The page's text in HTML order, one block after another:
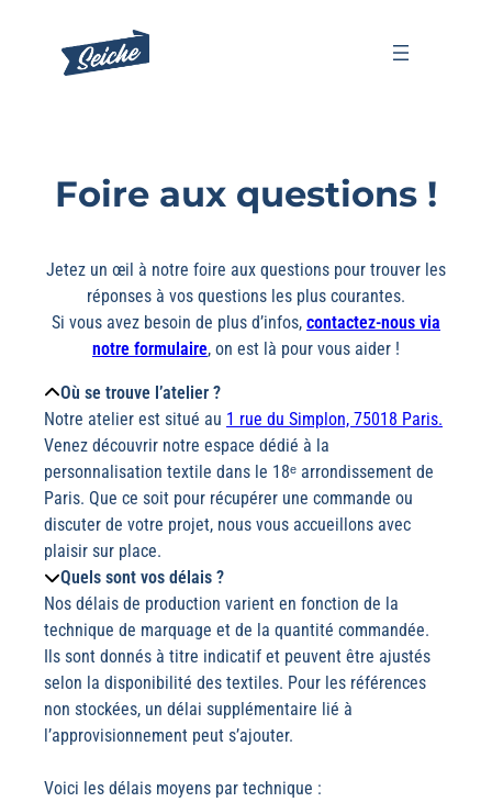
contenu
Foire aux questions !
Jetez un œil à notre foire aux questions pour trouver les
réponses à vos questions les plus courantes.
Si vous avez besoin de plus d’infos, contactez-nous via
notre formulaire, on est là pour vous aider !
Où se trouve l’atelier ?
Notre atelier est situé au 1 rue du Simplon, 75018 Paris.
Venez découvrir notre espace dédié à la
personnalisation textile dans le 18ᵉ arrondissement de
Paris. Que ce soit pour récupérer une commande ou
discuter de votre projet, nous vous accueillons avec
plaisir sur place.
Quels sont vos délais ?
Nos délais de production varient en fonction de la
technique de marquage et de la quantité commandée.
Ils sont donnés à titre indicatif et peuvent être ajustés
selon la disponibilité des textiles. Pour les références
non stockées, un délai supplémentaire lié à
l’approvisionnement peut s’ajouter.
Voici les délais moyens par technique :